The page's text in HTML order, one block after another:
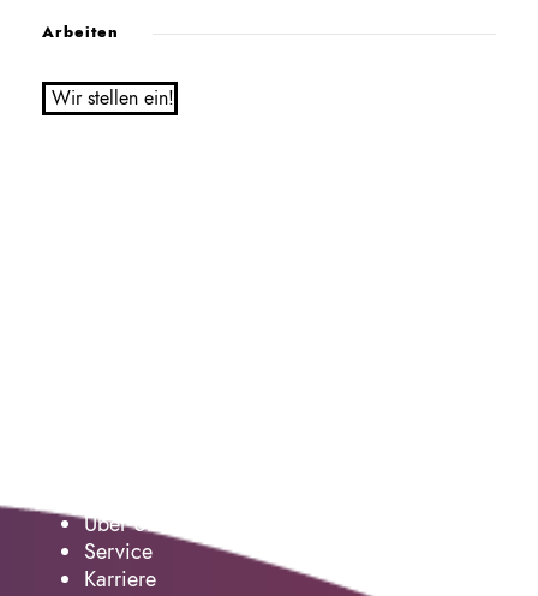
Arbeiten
Wir stellen ein!
Über Uns
Service
Karriere